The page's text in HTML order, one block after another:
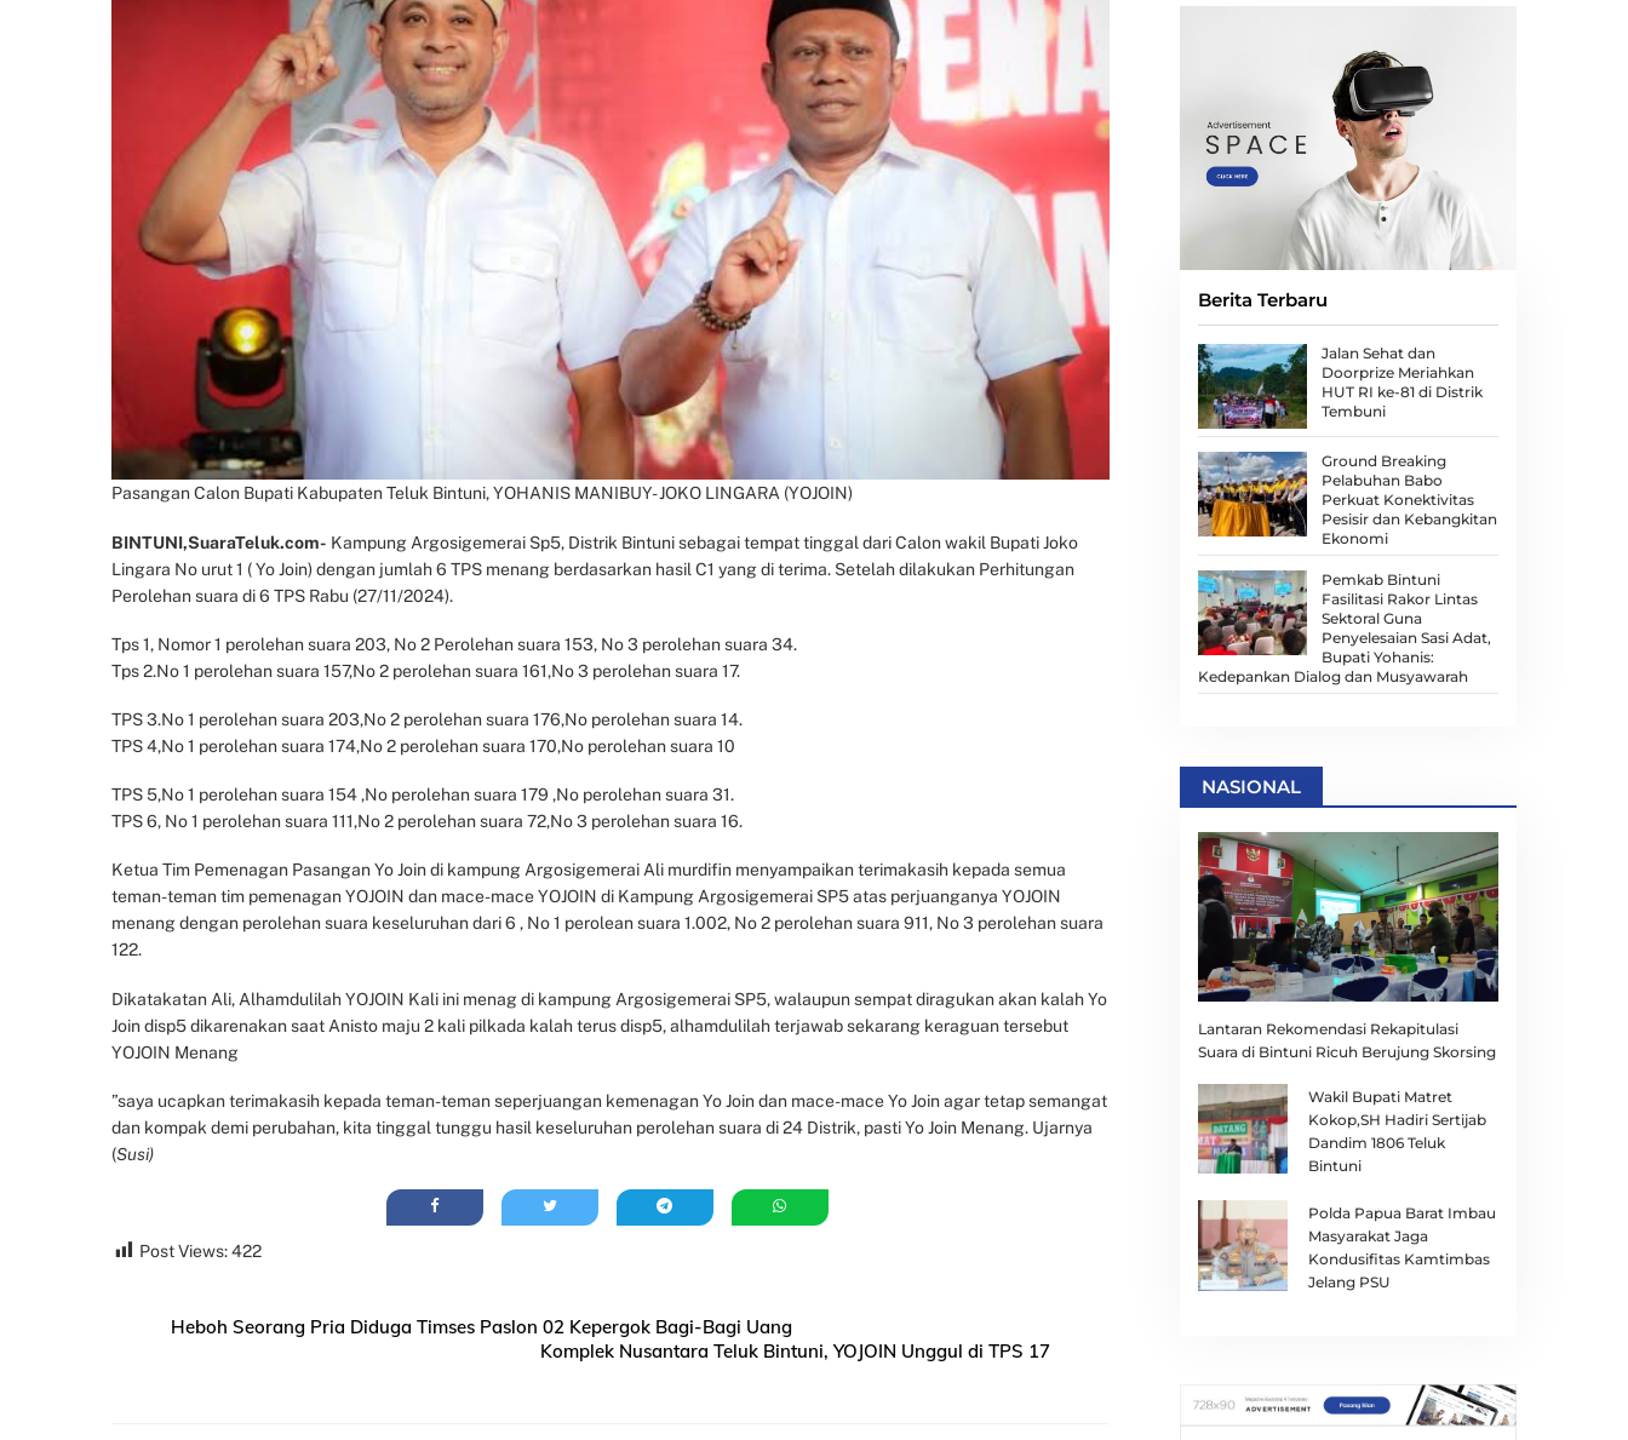
Pasangan Calon Bupati Kabupaten Teluk Bintuni, YOHANIS MANIBUY- JOKO LINGARA (YOJOIN)
BINTUNI,SuaraTeluk.com- Kampung Argosigemerai Sp5, Distrik Bintuni sebagai tempat tinggal dari Calon wakil Bupati Joko
Lingara No urut 1 ( Yo Join) dengan jumlah 6 TPS menang berdasarkan hasil C1 yang di terima. Setelah dilakukan Perhitungan
Perolehan suara di 6 TPS Rabu (27/11/2024).
Tps 1, Nomor 1 perolehan suara 203, No 2 Perolehan suara 153, No 3 perolehan suara 34.
Tps 2.No 1 perolehan suara 157,No 2 perolehan suara 161,No 3 perolehan suara 17.
TPS 3.No 1 perolehan suara 203,No 2 perolehan suara 176,No perolehan suara 14.
TPS 4,No 1 perolehan suara 174,No 2 perolehan suara 170,No perolehan suara 10
TPS 5,No 1 perolehan suara 154 ,No perolehan suara 179 ,No perolehan suara 31.
TPS 6, No 1 perolehan suara 111,No 2 perolehan suara 72,No 3 perolehan suara 16.
Ketua Tim Pemenagan Pasangan Yo Join di kampung Argosigemerai Ali murdifin menyampaikan terimakasih kepada semua
teman-teman tim pemenagan YOJOIN dan mace-mace YOJOIN di Kampung Argosigemerai SP5 atas perjuanganya YOJOIN
menang dengan perolehan suara keseluruhan dari 6 , No 1 perolean suara 1.002, No 2 perolehan suara 911, No 3 perolehan suara
122.
Dikatakatan Ali, Alhamdulilah YOJOIN Kali ini menag di kampung Argosigemerai SP5, walaupun sempat diragukan akan kalah Yo
Join disp5 dikarenakan saat Anisto maju 2 kali pilkada kalah terus disp5, alhamdulilah terjawab sekarang keraguan tersebut
YOJOIN Menang
”saya ucapkan terimakasih kepada teman-teman seperjuangan kemenagan Yo Join dan mace-mace Yo Join agar tetap semangat
dan kompak demi perubahan, kita tinggal tunggu hasil keseluruhan perolehan suara di 24 Distrik, pasti Yo Join Menang. Ujarnya
(Susi)
Post Views:422
Heboh Seorang Pria Diduga Timses Paslon 02 Kepergok Bagi-Bagi Uang
Komplek Nusantara Teluk Bintuni, YOJOIN Unggul di TPS 17
Berita Terbaru
Jalan Sehat dan
Doorprize Meriahkan
HUT RI ke-81 di Distrik
Tembuni
Ground Breaking
Pelabuhan Babo
Perkuat Konektivitas
Pesisir dan Kebangkitan
Ekonomi
Pemkab Bintuni
Fasilitasi Rakor Lintas
Sektoral Guna
Penyelesaian Sasi Adat,
Bupati Yohanis:
Kedepankan Dialog dan Musyawarah
NASIONAL
Lantaran Rekomendasi Rekapitulasi
Suara di Bintuni Ricuh Berujung Skorsing
Wakil Bupati Matret
Kokop,SH Hadiri Sertijab
Dandim 1806 Teluk
Bintuni
Polda Papua Barat Imbau
Masyarakat Jaga
Kondusifitas Kamtimbas
Jelang PSU